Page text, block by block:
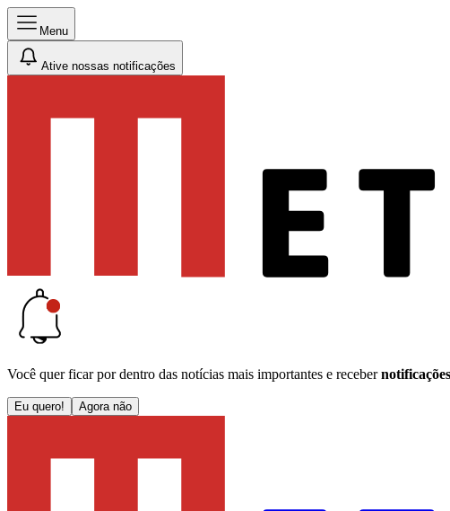
Menu
Ative nossas notificações
Você quer ficar por dentro das notícias mais importantes e receber
Eu quero! Agora não